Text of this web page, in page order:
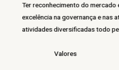
Ter reconhecimento do mercado
excelência na governança e nas
atividades diversificadas todo
Valores